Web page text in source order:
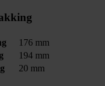
176 mm
194 mm
20 mm